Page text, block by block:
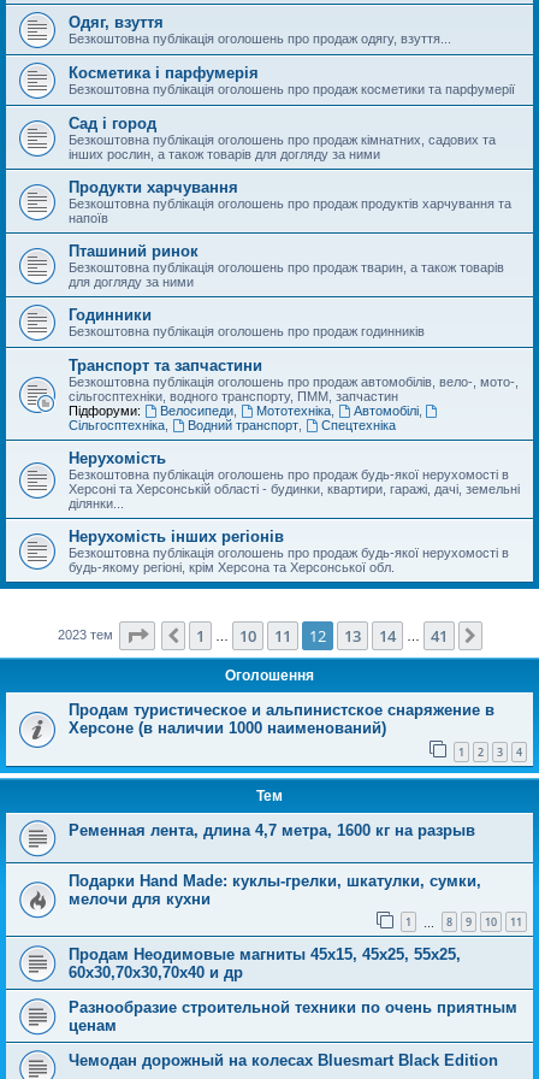
Одяг, взуття
Безкоштовна публікація оголошень про продаж одягу, взуття...
Косметика і парфумерія
Безкоштовна публікація оголошень про продаж косметики та парфумерії
Сад і город
Безкоштовна публікація оголошень про продаж кімнатних, садових та
інших рослин, а також товарів для догляду за ними
Продукти харчування
Безкоштовна публікація оголошень про продаж продуктів харчування та
напоїв
Пташиний ринок
Безкоштовна публікація оголошень про продаж тварин, а також товарів
для догляду за ними
Годинники
Безкоштовна публікація оголошень про продаж годинників
Транспорт та запчастини
Безкоштовна публікація оголошень про продаж автомобілів, вело-, мото-,
сільгосптехніки, водного транспорту, ПММ, запчастин
Підфоруми:
Велосипеди, Мототехніка, Автомобілі,
Сільгосптехніка
Водний транспорт, Спецтехніка
Нерухомість
Безкоштовна публікація оголошень про продаж будь-якої нерухомості в
Херсоні та Херсонській області - будинки, квартири, гаражі, дачі, земельні
ділянки...
Нерухомість інших регіонів
Безкоштовна публікація оголошень про продаж будь-якої нерухомості в
будь-якому регіоні, крім Херсона та Херсонської обл.
2023 тем Сторінка12 з41
Поперед.
1 10 11 12 13 14 41
Оголошення
Продам туристическое и альпинистское снаряжение в
Херсоне (в наличии 1000 наименований)
1 2 3 4
Тем
Ременная лента, длина 4,7 метра, 1600 кг на разрыв
Подарки Hand Made: куклы-грелки, шкатулки, сумки,
мелочи для кухни
1 8 9 10 11
Продам Неодимовые магниты 45х15, 45х25, 55х25,
60х30,70х30,70х40 и др
Разнообразие строительной техники по очень приятным
ценам
Чемодан дорожный на колесах Bluesmart Black Edition